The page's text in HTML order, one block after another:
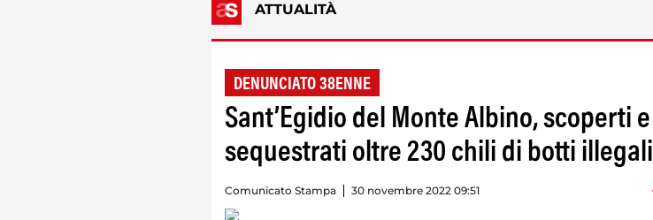
ATTUALITÀ
DENUNCIATO 38ENNE
Sant’Egidio del Monte Albino, scoperti e
sequestrati oltre 230 chili di botti illegali
Comunicato Stampa 30 novembre 2022 09:51